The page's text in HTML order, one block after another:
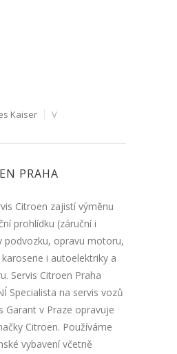
Kaiser V
PRAHA
Citroen zajistí výměnu
prohlídku (záruční i
podvozku, opravu motoru,
i autoelektriky a
Servis Citroen Praha
Specialista na servis vozů
Garant v Praze opravuje
Citroen. Používáme
vybavení včetně